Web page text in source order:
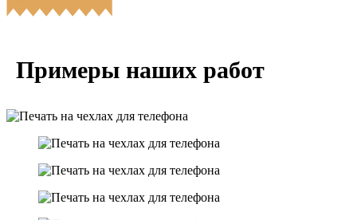
Примеры наших работ